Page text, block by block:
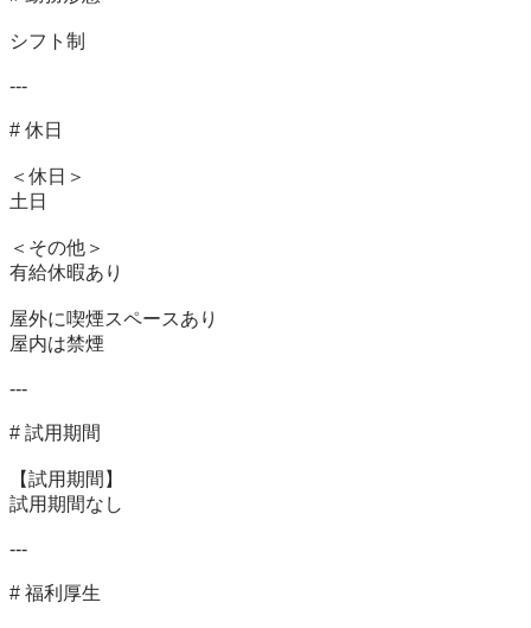
シフト制
---
# 休日
＜休日＞
土日
＜その他＞
有給休暇あり
屋外に喫煙スペースあり
屋内は禁煙
---
# 試用期間
【試用期間】
試用期間なし
---
# 福利厚生